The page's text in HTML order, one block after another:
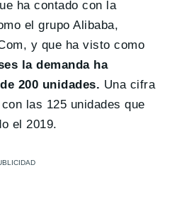
ha contado con la
el grupo Alibaba,
y que ha visto como
la demanda ha
200 unidades. Una cifra
las 125 unidades que
el 2019.